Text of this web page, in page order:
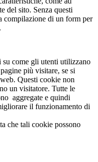
del sito. Senza questi
compilazione di un form per
come gli utenti utilizzano
più visitare, se si
Questi cookie non
un visitatore. Tutte le
aggregate e quindi
il funzionamento di
che tali cookie possono